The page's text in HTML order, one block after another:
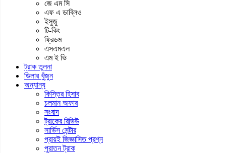
জে এম সি
এফ এ ডাব্লিও
ইসুজু
টি-কিং
ফ্রিডম
এসএমএল
এম ই ভি
ট্রাক তুলনা
ডিলার খুঁজুন
অন্যান্য
কিস্তির হিসাব
চলমান অফার
সংবাদ
ট্রাকের রিভিউ
সার্ভিস সেন্টার
প্রায়ই জিজ্ঞাসিত প্রশ্ন
পুরাতন ট্রাক